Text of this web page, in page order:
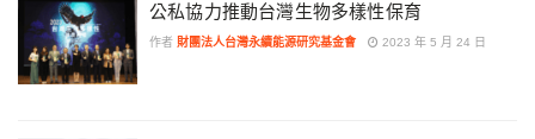
公私協力推動台灣生物多樣性保育
作者 財團法人台灣永續能源研究基金會 2023 年 5 月 24 日